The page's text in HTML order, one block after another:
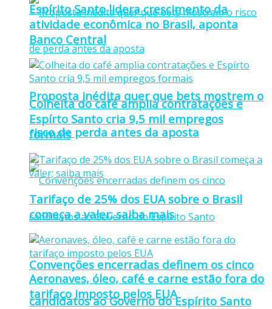
Proposta inédita quer que bets mostrem o
risco de perda antes da aposta
Convenções encerradas definem os cinco
candidatos ao Governo do Espírito Santo
Espírito Santo lidera crescimento da
atividade econômica no Brasil, aponta
Banco Central
Colheita do café amplia contratações e
Espírto Santo cria 9,5 mil empregos
formais
Tarifaço de 25% dos EUA sobre o Brasil
começa a valer; saiba mais
Aeronaves, óleo, café e carne estão fora do
tarifaço imposto pelos EUA